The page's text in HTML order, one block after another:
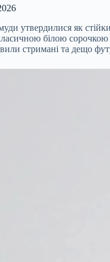
утвердилися як
білою
стримані та дещо